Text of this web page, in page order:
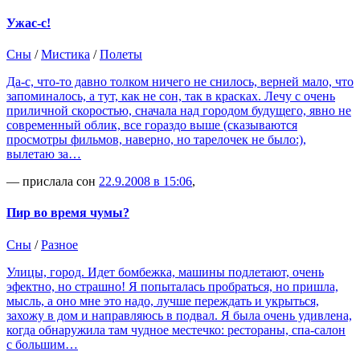
Ужас-с!
Сны /Мистика /Полеты
Да-с, что-то давно толком ничего не снилось, верней мало, что
запоминалось, а тут, как не сон, так в красках. Лечу с очень
приличной скоростью, сначала над городом будущего, явно не
современный облик, все гораздо выше (сказываются
просмотры фильмов, наверно, но тарелочек не было:),
вылетаю за…
— прислала сон 22.9.2008 в 15:06,
Пир во время чумы?
Сны /Разное
Улицы, город. Идет бомбежка, машины подлетают, очень
эфектно, но страшно! Я попыталась пробраться, но пришла,
мысль, а оно мне это надо, лучше переждать и укрыться,
захожу в дом и направляюсь в подвал. Я была очень удивлена,
когда обнаружила там чудное местечко: рестораны, спа-салон
с большим…